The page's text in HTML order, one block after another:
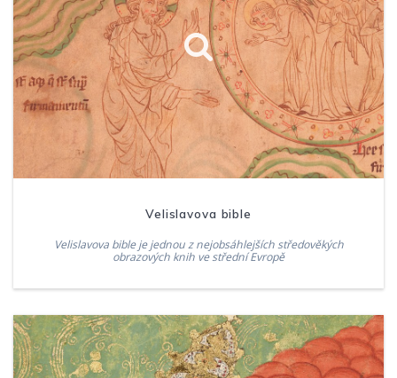
Velislavova bible
Velislavova bible je jednou z nejobsáhlejších středověkých
obrazových knih ve střední Evropě